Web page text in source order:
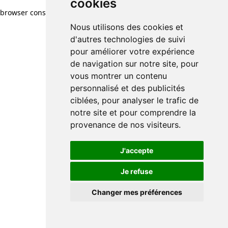
cookies
Nous utilisons des cookies et
d'autres technologies de suivi
pour améliorer votre expérience
de navigation sur notre site, pour
vous montrer un contenu
personnalisé et des publicités
ciblées, pour analyser le trafic de
notre site et pour comprendre la
provenance de nos visiteurs.
J'accepte
Je refuse
Changer mes préférences
browser console for more information)